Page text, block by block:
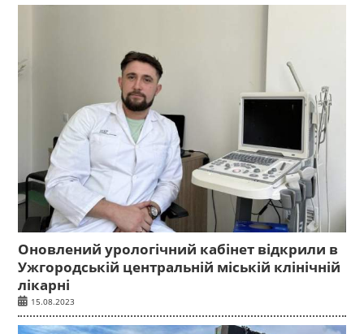
Оновлений урологічний кабінет відкрили в
Ужгородській центральній міській клінічній
лікарні
15.08.2023